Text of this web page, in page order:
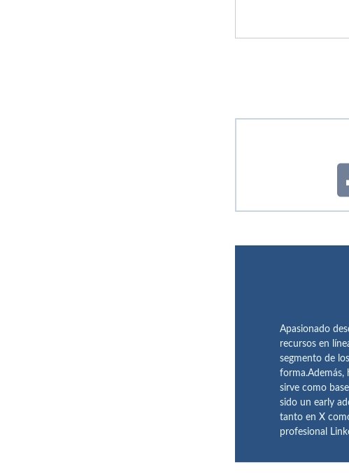
Apasionado
recursos en
segmento de
forma.Además,
sirve como
sido un early
tanto en X
profesional